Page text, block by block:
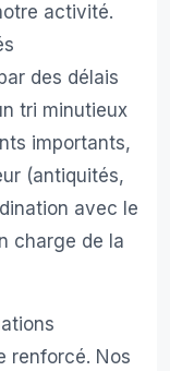
activité.
des délais
tri minutieux
importants,
(antiquités,
avec le
charge de la
renforcé. Nos